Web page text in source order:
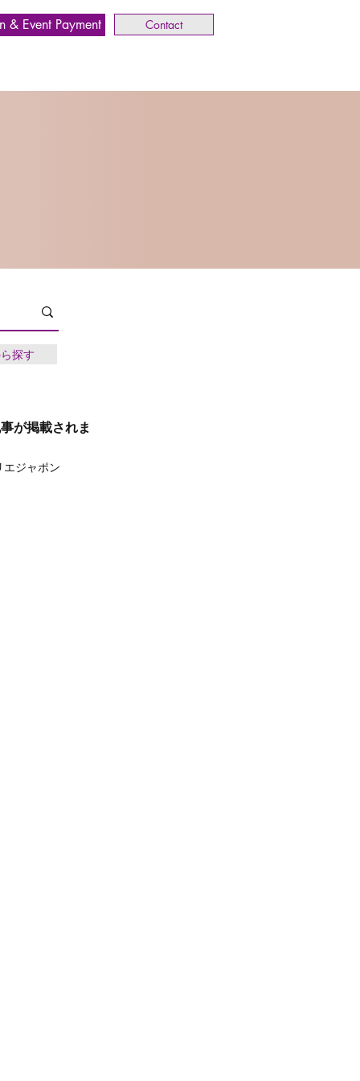
& Event Payment Contact
探す
が掲載されま
ジャポン